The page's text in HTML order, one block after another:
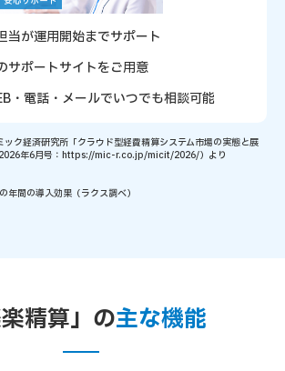
当が運用開始までサポート
サポートサイトをご用意
・電話・メールでいつでも相談可能
ク経済研究所「クラウド型経費精算システム市場の実態と展
年6月号：https://mic-r.co.jp/micit/2026/）より
間の導入効果（ラクス調べ）
楽精算」の主な機能